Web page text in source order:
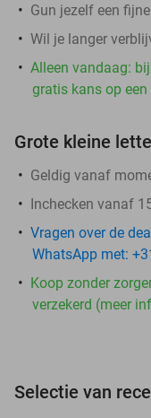
Gun jezelf een
Wil je langer
Alleen vandaag:
gratis kans op
Grote kleine
Geldig vanaf
Inchecken vanaf
Vragen over de
WhatsApp met:
Koop zonder
verzekerd (meer
Selectie van